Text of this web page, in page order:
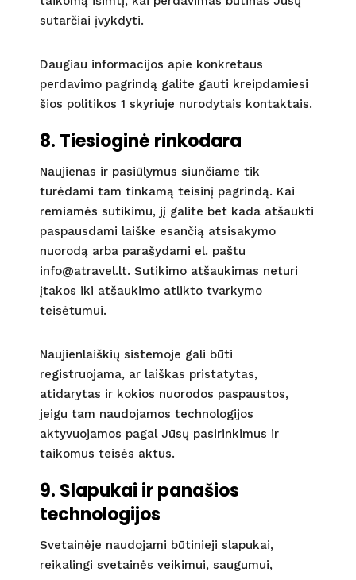
sutarčiai įvykdyti.
Daugiau informacijos apie konkretaus
perdavimo pagrindą galite gauti kreipdamiesi
šios politikos 1 skyriuje nurodytais kontaktais.
8. Tiesioginė rinkodara
Naujienas ir pasiūlymus siunčiame tik
turėdami tam tinkamą teisinį pagrindą. Kai
remiamės sutikimu, jį galite bet kada atšaukti
paspausdami laiške esančią atsisakymo
nuorodą arba parašydami el. paštu
info@atravel.lt. Sutikimo atšaukimas neturi
įtakos iki atšaukimo atlikto tvarkymo
teisėtumui.
Naujienlaiškių sistemoje gali būti
registruojama, ar laiškas pristatytas,
atidarytas ir kokios nuorodos paspaustos,
jeigu tam naudojamos technologijos
aktyvuojamos pagal Jūsų pasirinkimus ir
taikomus teisės aktus.
9. Slapukai ir panašios
technologijos
Svetainėje naudojami būtinieji slapukai,
reikalingi svetainės veikimui, saugumui,